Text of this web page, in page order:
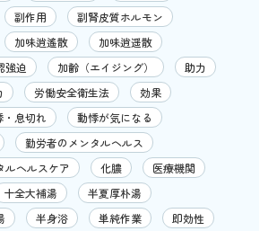
副作用
副腎皮質ホルモン
加味逍遙散
加味逍遥散
強迫
加齢（エイジング）
助力
労働安全衛生法
効果
・息切れ
動悸が気になる
勤労者のメンタルヘルス
ルヘルスケア
化膿
医療機関
十全大補湯
半夏厚朴湯
半身浴 単純作業
即効性